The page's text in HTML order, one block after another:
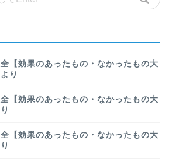
【効果のあったもの・なかったもの大
より
【効果のあったもの・なかったもの大
【効果のあったもの・なかったもの大